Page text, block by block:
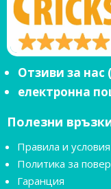
Отзиви за нас
електронна
Полезни
Правила и условия
Политика за
Гаранция